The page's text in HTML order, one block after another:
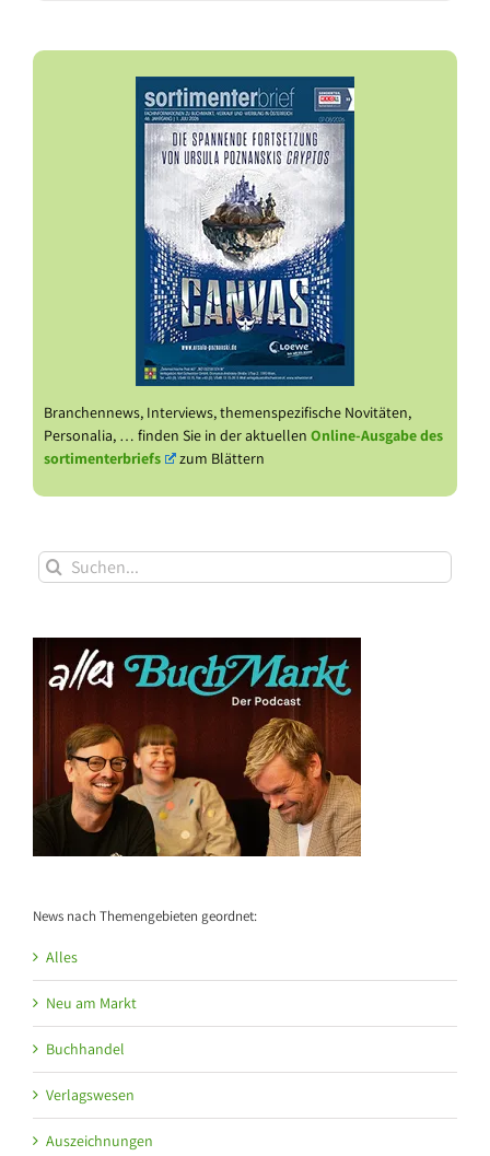
Branchennews, Interviews, themenspezifische Novitäten,
Personalia, … finden Sie in der aktuellen Online-Ausgabe des
sortimenterbriefs
zum Blättern
Suche
nach:
News nach Themengebieten geordnet:
Alles
Neu am Markt
Buchhandel
Verlagswesen
Auszeichnungen